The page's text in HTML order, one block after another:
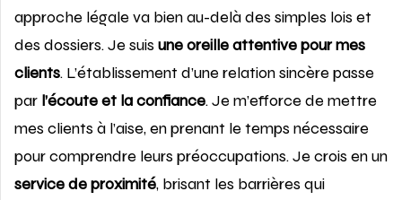
approche légale va bien au-delà des simples lois et
des dossiers. Je suis une oreille attentive pour mes
clients. L’établissement d’une relation sincère passe
par l’écoute et la confiance. Je m’efforce de mettre
mes clients à l’aise, en prenant le temps nécessaire
pour comprendre leurs préoccupations. Je crois en un
service de proximité, brisant les barrières qui